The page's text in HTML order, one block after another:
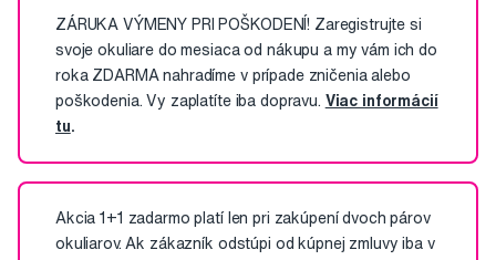
ZÁRUKA VÝMENY PRI POŠKODENÍ! Zaregistrujte si
svoje okuliare do mesiaca od nákupu a my vám ich do
roka ZDARMA nahradíme v prípade zničenia alebo
poškodenia. Vy zaplatíte iba dopravu. Viac informácií
tu.
Akcia 1+1 zadarmo platí len pri zakúpení dvoch párov
okuliarov. Ak zákazník odstúpi od kúpnej zmluvy iba v